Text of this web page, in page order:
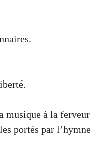
musique à la ferveur
portés par l’hymne